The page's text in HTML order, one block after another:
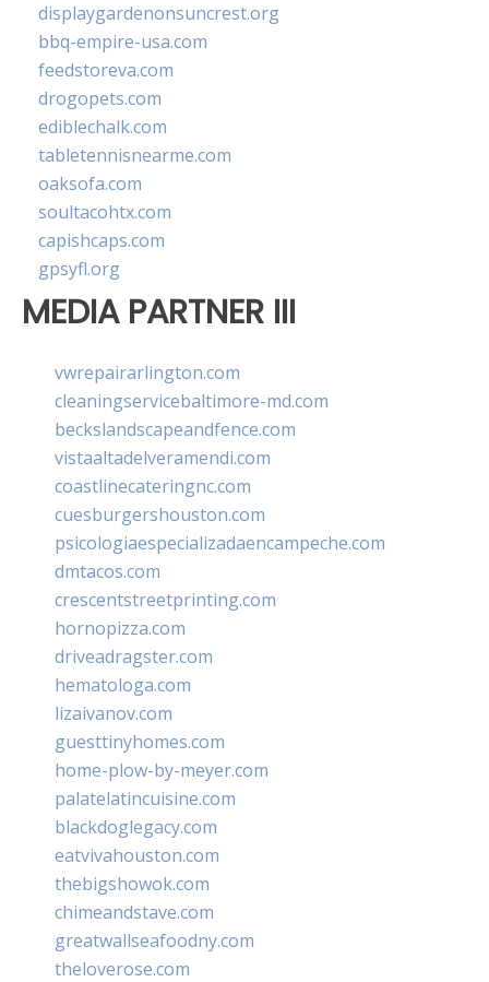
displaygardenonsuncrest.org
bbq-empire-usa.com
feedstoreva.com
drogopets.com
ediblechalk.com
tabletennisnearme.com
oaksofa.com
soultacohtx.com
capishcaps.com
gpsyfl.org
MEDIA PARTNER III
vwrepairarlington.com
cleaningservicebaltimore-md.com
beckslandscapeandfence.com
vistaaltadelveramendi.com
coastlinecateringnc.com
cuesburgershouston.com
psicologiaespecializadaencampeche.com
dmtacos.com
crescentstreetprinting.com
hornopizza.com
driveadragster.com
hematologa.com
lizaivanov.com
guesttinyhomes.com
home-plow-by-meyer.com
palatelatincuisine.com
blackdoglegacy.com
eatvivahouston.com
thebigshowok.com
chimeandstave.com
greatwallseafoodny.com
theloverose.com